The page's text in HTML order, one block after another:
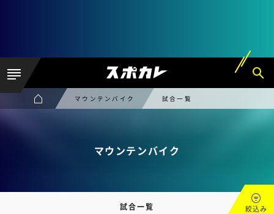
マウンテンバイク 試合一覧
マウンテンバイク
試合一覧 絞込み